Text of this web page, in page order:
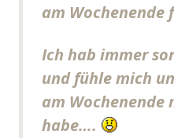
am Wochenende
Ich hab immer
und fühle mich
am Wochenende
habe….